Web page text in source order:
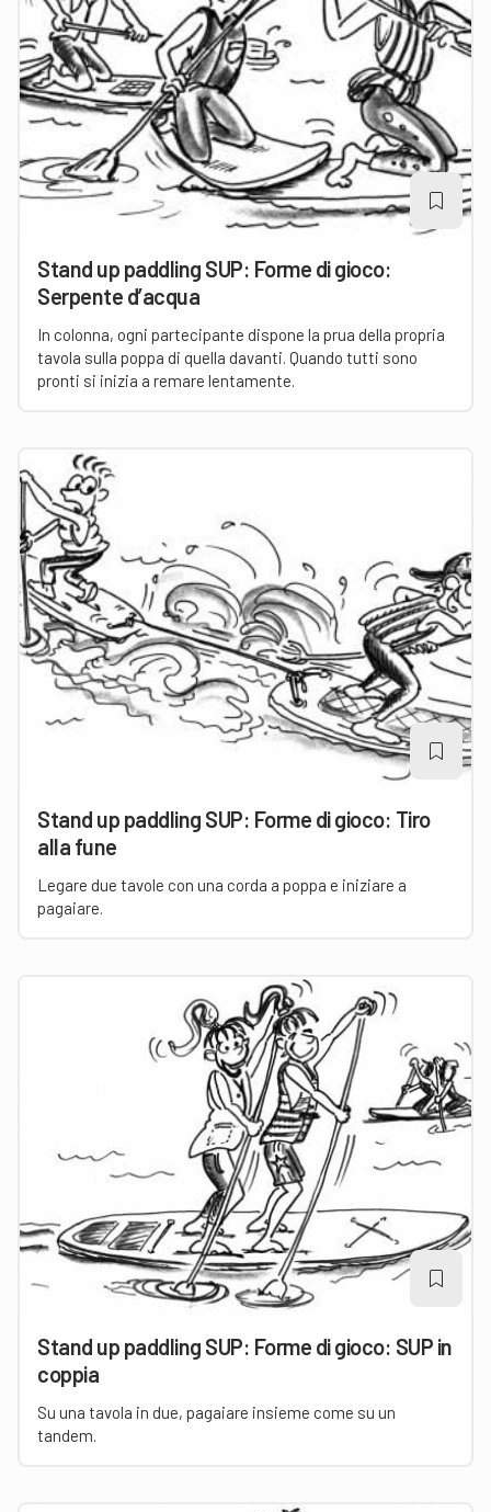
Stand up paddling SUP: Forme di gioco:
Serpente d’acqua
In colonna, ogni partecipante dispone la prua della propria
tavola sulla poppa di quella davanti. Quando tutti sono
pronti si inizia a remare lentamente.
Stand up paddling SUP: Forme di gioco: Tiro
alla fune
Legare due tavole con una corda a poppa e iniziare a
pagaiare.
Stand up paddling SUP: Forme di gioco: SUP in
coppia
Su una tavola in due, pagaiare insieme come su un
tandem.